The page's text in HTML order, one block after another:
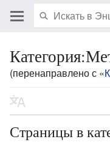
(перенаправлено с «
Страницы в